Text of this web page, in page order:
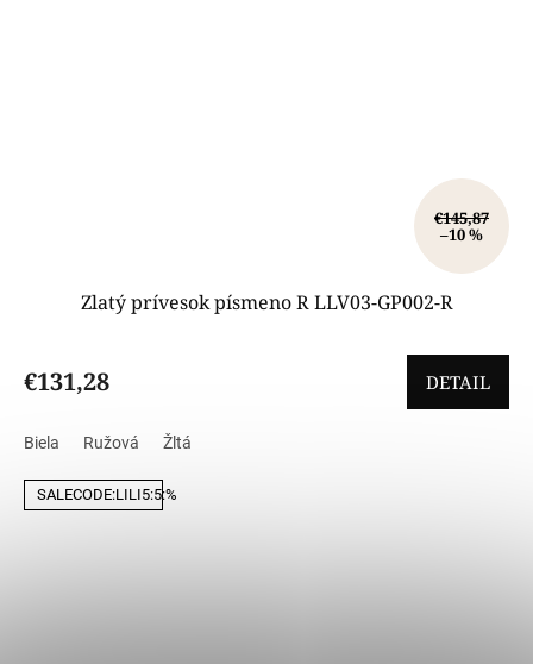
€145,87
–10 %
Zlatý prívesok písmeno R LLV03-GP002-R
€131,28 DETAIL
Biela Ružová Žltá
SALECODE:LILI5:5:%